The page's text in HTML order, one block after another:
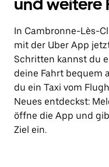
und weitere
In Cambronne-Lès-
mit der Uber App
Schritten kannst du
deine Fahrt bequem
du ein Taxi vom
Neues entdeckst:
öffne die App und
Ziel ein.